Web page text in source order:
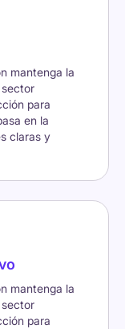
mantenga la
sector
para
en la
claras y
mantenga la
sector
para